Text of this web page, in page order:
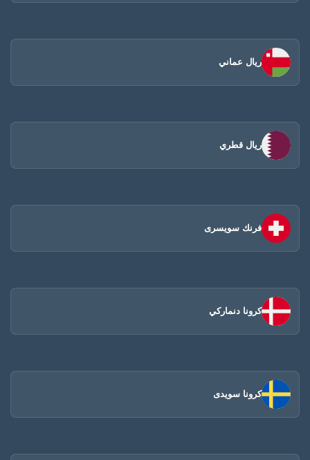
ريال عماني
ريال قطري
فرنك سويسرى
كرونا دنماركي
كرونا سويدى